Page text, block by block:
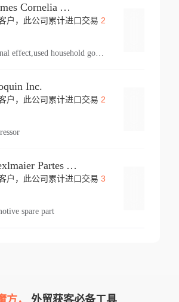
Russell James Cornelia Arlington Va
户，此公司累计进口交易 2
personal effect,used household goods
Inc.
户，此公司累计进口交易 2
Dpm Draexlmaier Partes Automotrices Corr Ind Huejotzingo
户，此公司累计进口交易 3
spare part
方， 外贸获客必备工具